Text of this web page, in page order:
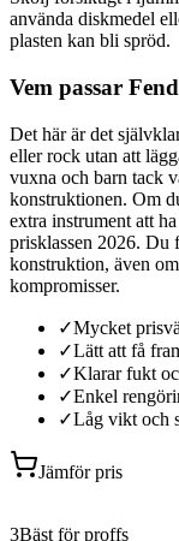
använda diskmedel
plasten kan bli spröd.
Vem passar
Det här är det
eller rock utan att
vuxna och barn tack
konstruktionen. Om
extra instrument att
prisklassen 2026. Du
konstruktion, även
kompromisser.
✓Mycket
✓Lätt att få
✓Klarar fukt
✓Enkel
✓Låg vikt och
Jämför pris
3Bäst för proffs